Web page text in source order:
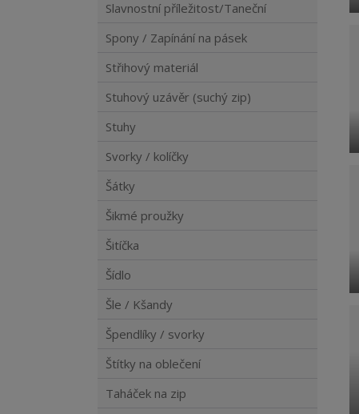
Slavnostní příležitost/Taneční
Spony / Zapínání na pásek
Střihový materiál
Stuhový uzávěr (suchý zip)
Stuhy
Svorky / kolíčky
Šátky
Šikmé proužky
Šitíčka
Šídlo
Šle / Kšandy
Špendlíky / svorky
Štítky na oblečení
Taháček na zip